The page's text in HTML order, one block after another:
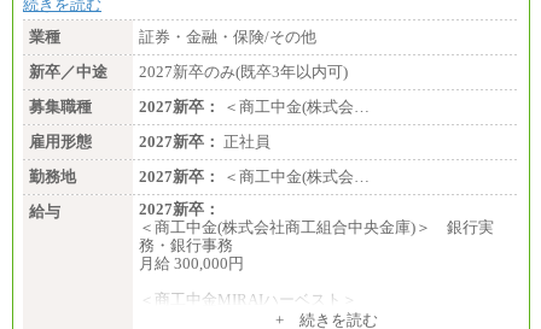
続きを読む
業種
証券・金融・保険/その他
新卒／中途
2027新卒のみ(既卒3年以内可)
募集職種
2027新卒：
＜商工中金(株式会…
雇用形態
2027新卒： 正社員
勤務地
2027新卒：
＜商工中金(株式会…
給与
2027新卒：
＜商工中金(株式会社商工組合中央金庫)＞ 銀行実
務・銀行事務
月給 300,000円
＜商工中金MIRAIハーベスト＞
+ 続きを読む